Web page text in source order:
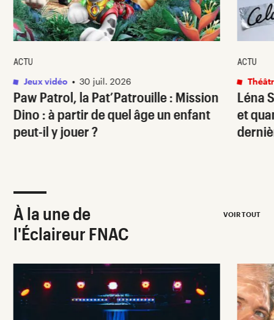
Paw Patrol, la Pat’Patrouille : Mission
Dino: à partir de quel âge un enfant
peut-il y jouer ?
ACTU
Jeux vidéo • 30 juil. 2026
Léna
et
ACTU
À la une de
l'Éclaireur FNAC
VOIR TOUT